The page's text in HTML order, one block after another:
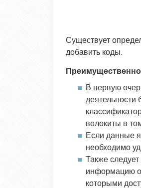
Существует
добавить коды.
В первую
деятельности
волокиты в
Если данные
необходимо
Также
информацию о
которыми